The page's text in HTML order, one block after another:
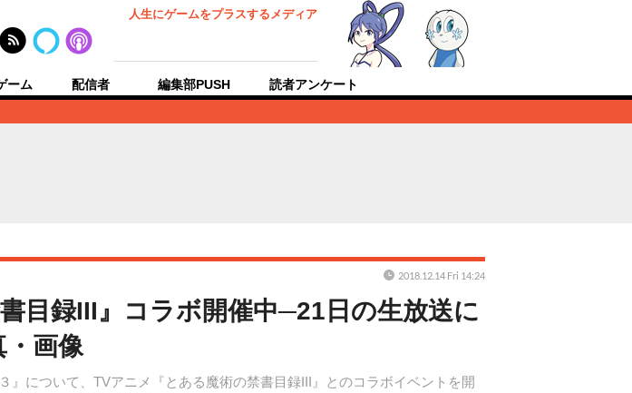
人生にゲームをプラスするメディア
ーム 配信者 編集部PUSH 読者アンケート
目録III』コラボ開催中─21日の生放送に
・画像
について、TVアニメ『とある魔術の禁書目録III』とのコラボイベントを開
2018.12.14 Fri 14:24